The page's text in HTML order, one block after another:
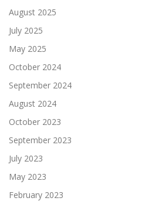
August 2025
July 2025
May 2025
October 2024
September 2024
August 2024
October 2023
September 2023
July 2023
May 2023
February 2023